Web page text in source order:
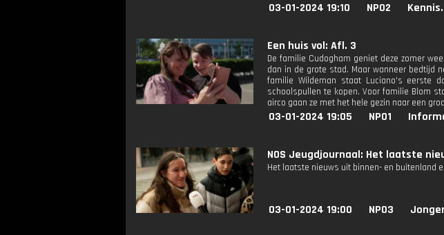
03-01-2024 19:10 NPO2
Een huis vol: Afl. 3
De familie Cudogham geniet deze zomer
dan in de grote stad. Maar wanneer bedtijd
familie Wildeman staat Luciano's eerste
schoolspullen te kopen. Voor familie Blom
airco gaan ze met het hele gezin naar een
03-01-2024 19:05 NPO1
NOS Jeugdjournaal: Het laatste
Het laatste nieuws uit binnen- en buitenland
03-01-2024 19:00 NPO3